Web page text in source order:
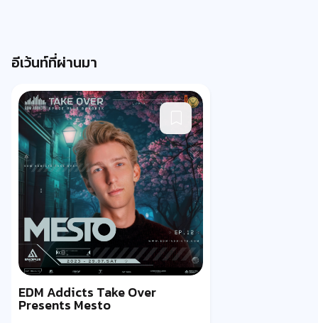
อีเว้นท์ที่ผ่านมา
EDM Addicts Take Over
Presents Mesto